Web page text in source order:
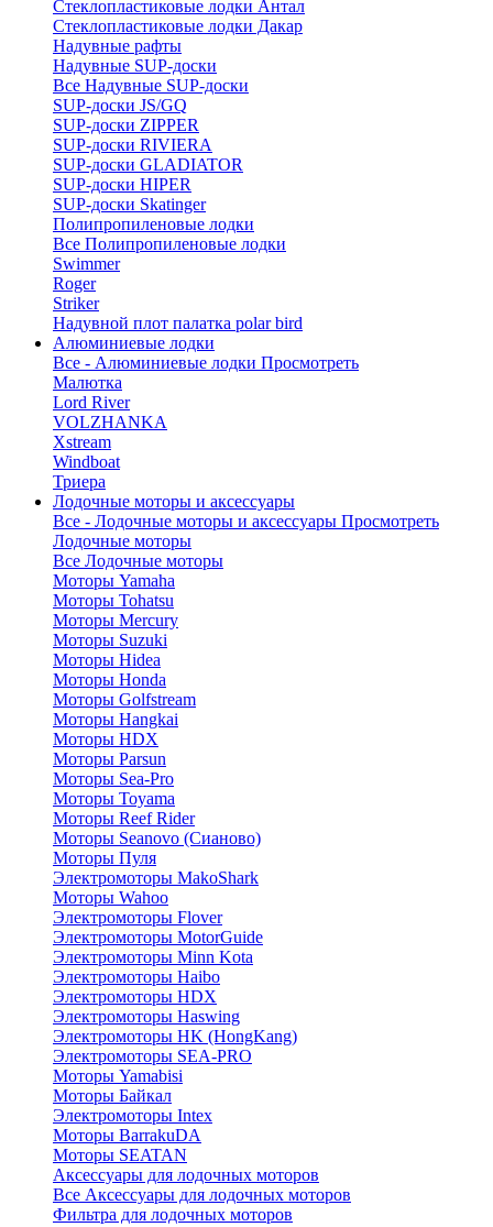
Стеклопластиковые лодки Антал
Стеклопластиковые лодки Дакар
Надувные рафты
Надувные SUP-доски
Все Надувные SUP-доски
SUP-доски JS/GQ
SUP-доски ZIPPER
SUP-доски RIVIERA
SUP-доски GLADIATOR
SUP-доски HIPER
SUP-доски Skatinger
Полипропиленовые лодки
Все Полипропиленовые лодки
Swimmer
Roger
Striker
Надувной плот палатка polar bird
Алюминиевые лодки
Все - Алюминиевые лодки Просмотреть
Малютка
Lord River
VOLZHANKA
Xstream
Windboat
Триера
Лодочные моторы и аксессуары
Все - Лодочные моторы и аксессуары Просмотреть
Лодочные моторы
Все Лодочные моторы
Моторы Yamaha
Моторы Tohatsu
Моторы Mercury
Моторы Suzuki
Моторы Hidea
Моторы Honda
Моторы Golfstream
Моторы Hangkai
Моторы HDX
Моторы Parsun
Моторы Sea-Pro
Моторы Toyama
Моторы Reef Rider
Моторы Seanovo (Сианово)
Моторы Пуля
Электромоторы MakoShark
Моторы Wahoo
Электромоторы Flover
Электромоторы MotorGuide
Электромоторы Minn Kota
Электромоторы Haibo
Электромоторы HDX
Электромоторы Haswing
Электромоторы HK (HongKang)
Электромоторы SEA-PRO
Моторы Yamabisi
Моторы Байкал
Электромоторы Intex
Моторы BarrakuDA
Моторы SEATAN
Аксессуары для лодочных моторов
Все Аксессуары для лодочных моторов
Фильтра для лодочных моторов